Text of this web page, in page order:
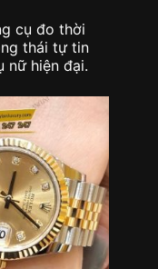
cụ đo thời
thái tự tin
nữ hiện đại.